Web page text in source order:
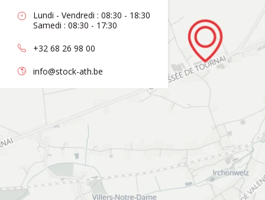
Lundi - Vendredi : 08:30 - 18:30
Samedi : 08:30 - 17:30
+32 68 26 98 00
info@stock-ath.be